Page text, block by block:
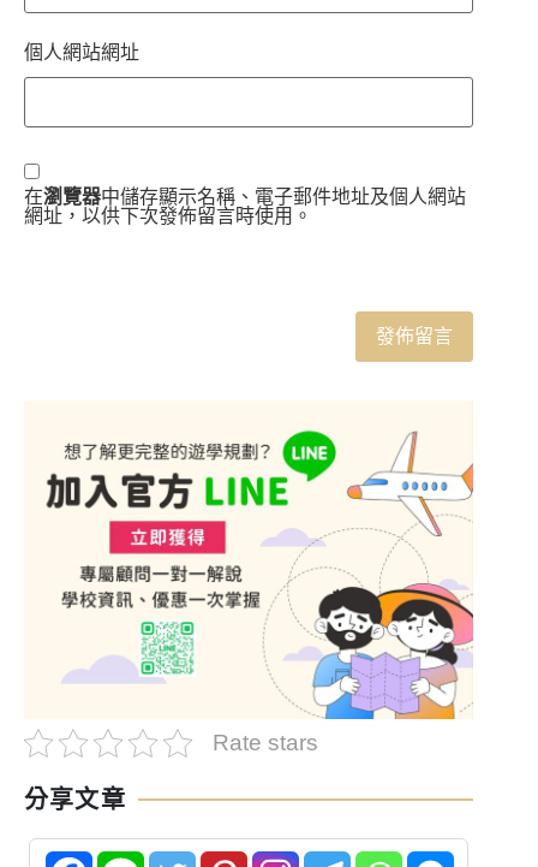
個人網站網址
在瀏覽器中儲存顯示名稱、電子郵件地址及個人網站
網址，以供下次發佈留言時使用。
Rate stars
分享文章